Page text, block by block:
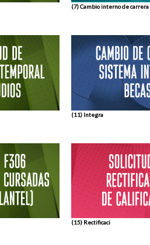
(7) Cambio interno de carrera
(11) Integra
(15) Rectificaci